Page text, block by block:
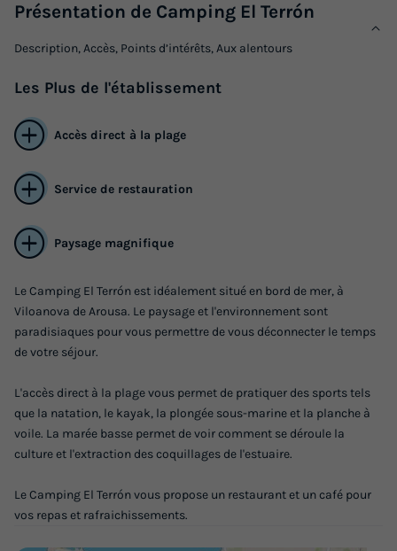
Présentation de Camping El Terrón
Description, Accès, Points d’intérêts, Aux alentours
Les Plus de l'établissement
Accès direct à la plage
Service de restauration
Paysage magnifique
Le Camping El Terrón est idéalement situé en bord de mer, à
Viloanova de Arousa. Le paysage et l'environnement sont
paradisiaques pour vous permettre de vous déconnecter le temps
de votre séjour.
L'accès direct à la plage vous permet de pratiquer des sports tels
que la natation, le kayak, la plongée sous-marine et la planche à
voile. La marée basse permet de voir comment se déroule la
culture et l'extraction des coquillages de l'estuaire.
Le Camping El Terrón vous propose un restaurant et un café pour
vos repas et rafraichissements.